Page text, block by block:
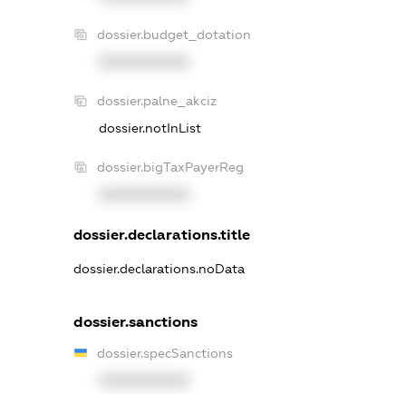
dossier.budget_dotation
dossier.palne_akciz
dossier.notInList
dossier.bigTaxPayerReg
dossier.declarations.title
dossier.declarations.noData
dossier.sanctions
dossier.specSanctions